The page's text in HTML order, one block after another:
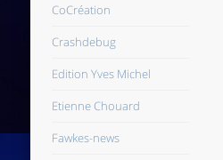
CoCréation
Crashdebug
Edition Yves Michel
Etienne Chouard
Fawkes-news